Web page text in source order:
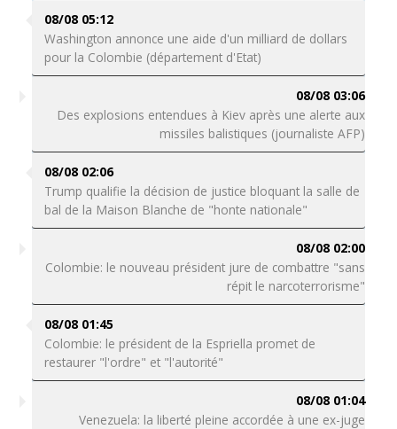
08/08 05:12
Washington annonce une aide d'un milliard de dollars
pour la Colombie (département d'Etat)
08/08 03:06
Des explosions entendues à Kiev après une alerte aux
missiles balistiques (journaliste AFP)
08/08 02:06
Trump qualifie la décision de justice bloquant la salle de
bal de la Maison Blanche de "honte nationale"
08/08 02:00
Colombie: le nouveau président jure de combattre "sans
répit le narcoterrorisme"
08/08 01:45
Colombie: le président de la Espriella promet de
restaurer "l'ordre" et "l'autorité"
08/08 01:04
Venezuela: la liberté pleine accordée à une ex-juge